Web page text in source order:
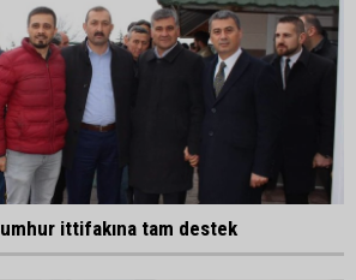
ittifakına tam destek